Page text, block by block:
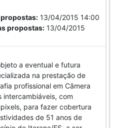
13/04/2015 14:00
propostas: 13/04/2015
a eventual e futura
na prestação de
profissional em Câmera
intercambiáveis, com
para fazer cobertura
de 51 anos de